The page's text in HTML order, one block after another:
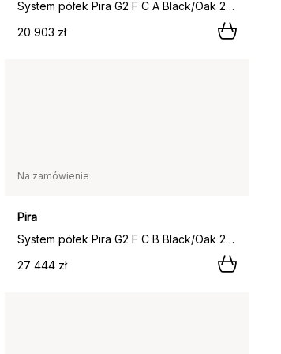
System półek Pira G2 F C A Black/Oak 256–264 cm,
20 903 zł
Na zamówienie
Pira
System półek Pira G2 F C B Black/Oak 240–247 cm,
27 444 zł